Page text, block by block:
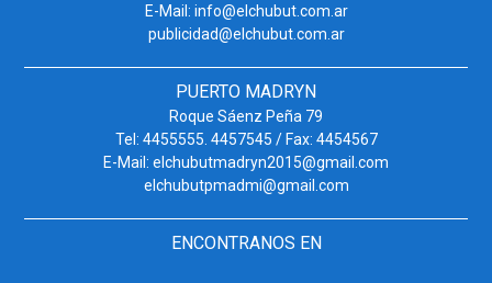
E-Mail: info@elchubut.com.ar
publicidad@elchubut.com.ar
PUERTO MADRYN
Roque Sáenz Peña 79
Tel: 4455555. 4457545 / Fax: 4454567
E-Mail: elchubutmadryn2015@gmail.com
elchubutpmadmi@gmail.com
ENCONTRANOS EN